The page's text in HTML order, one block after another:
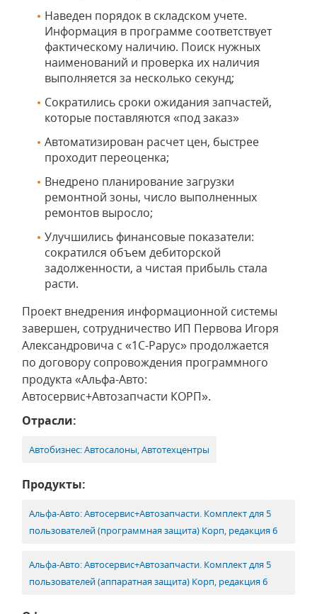
Наведен порядок в складском учете.
Информация в программе соответствует
фактическому наличию. Поиск нужных
наименований и проверка их наличия
выполняется за несколько секунд;
Сократились сроки ожидания запчастей,
которые поставляются «под заказ»
Автоматизирован расчет цен, быстрее
проходит переоценка;
Внедрено планирование загрузки
ремонтной зоны, число выполненных
ремонтов выросло;
Улучшились финансовые показатели:
сократился объем дебиторской
задолженности, а чистая прибыль стала
расти.
Проект внедрения информационной системы
завершен, сотрудничество ИП Первова Игоря
Александровича с «1С-Рарус» продолжается
по договору сопровождения программного
продукта «Альфа-Авто:
Автосервис+Автозапчасти КОРП».
Отрасли:
Автобизнес: Автосалоны, Автотехцентры
Продукты:
Альфа-Авто: Автосервис+Автозапчасти. Комплект для 5
пользователей (программная защита) Корп, редакция 6
Альфа-Авто: Автосервис+Автозапчасти. Комплект для 5
пользователей (аппаратная защита) Корп, редакция 6